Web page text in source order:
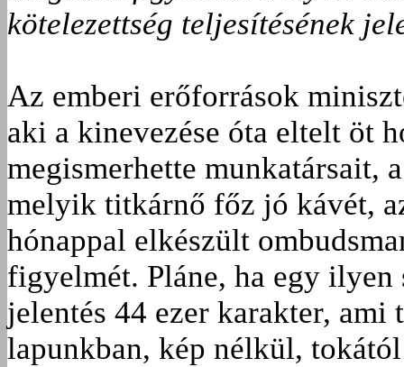
kötelezettség teljesítésének
Az emberi erőforrások
aki a kinevezése óta eltelt öt
megismerhette munkatársait,
melyik titkárnő főz jó kávét,
hónappal elkészült
figyelmét. Pláne, ha egy
jelentés 44 ezer karakter,
lapunkban, kép nélkül,